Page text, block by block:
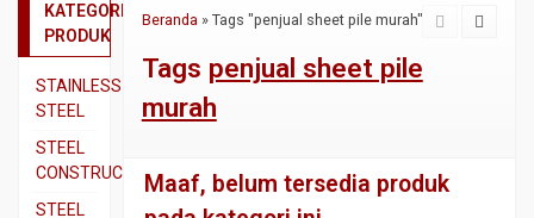
Beranda» Tags "penjual sheet pile murah"
Tags penjual sheet pile
murah
Maaf, belum tersedia produk
KATEGORI
PRODUK
STAINLESS
STEEL
Pipa
SS304
Pipa
STEEL
CONSTRUCTION
Besi
STEEL